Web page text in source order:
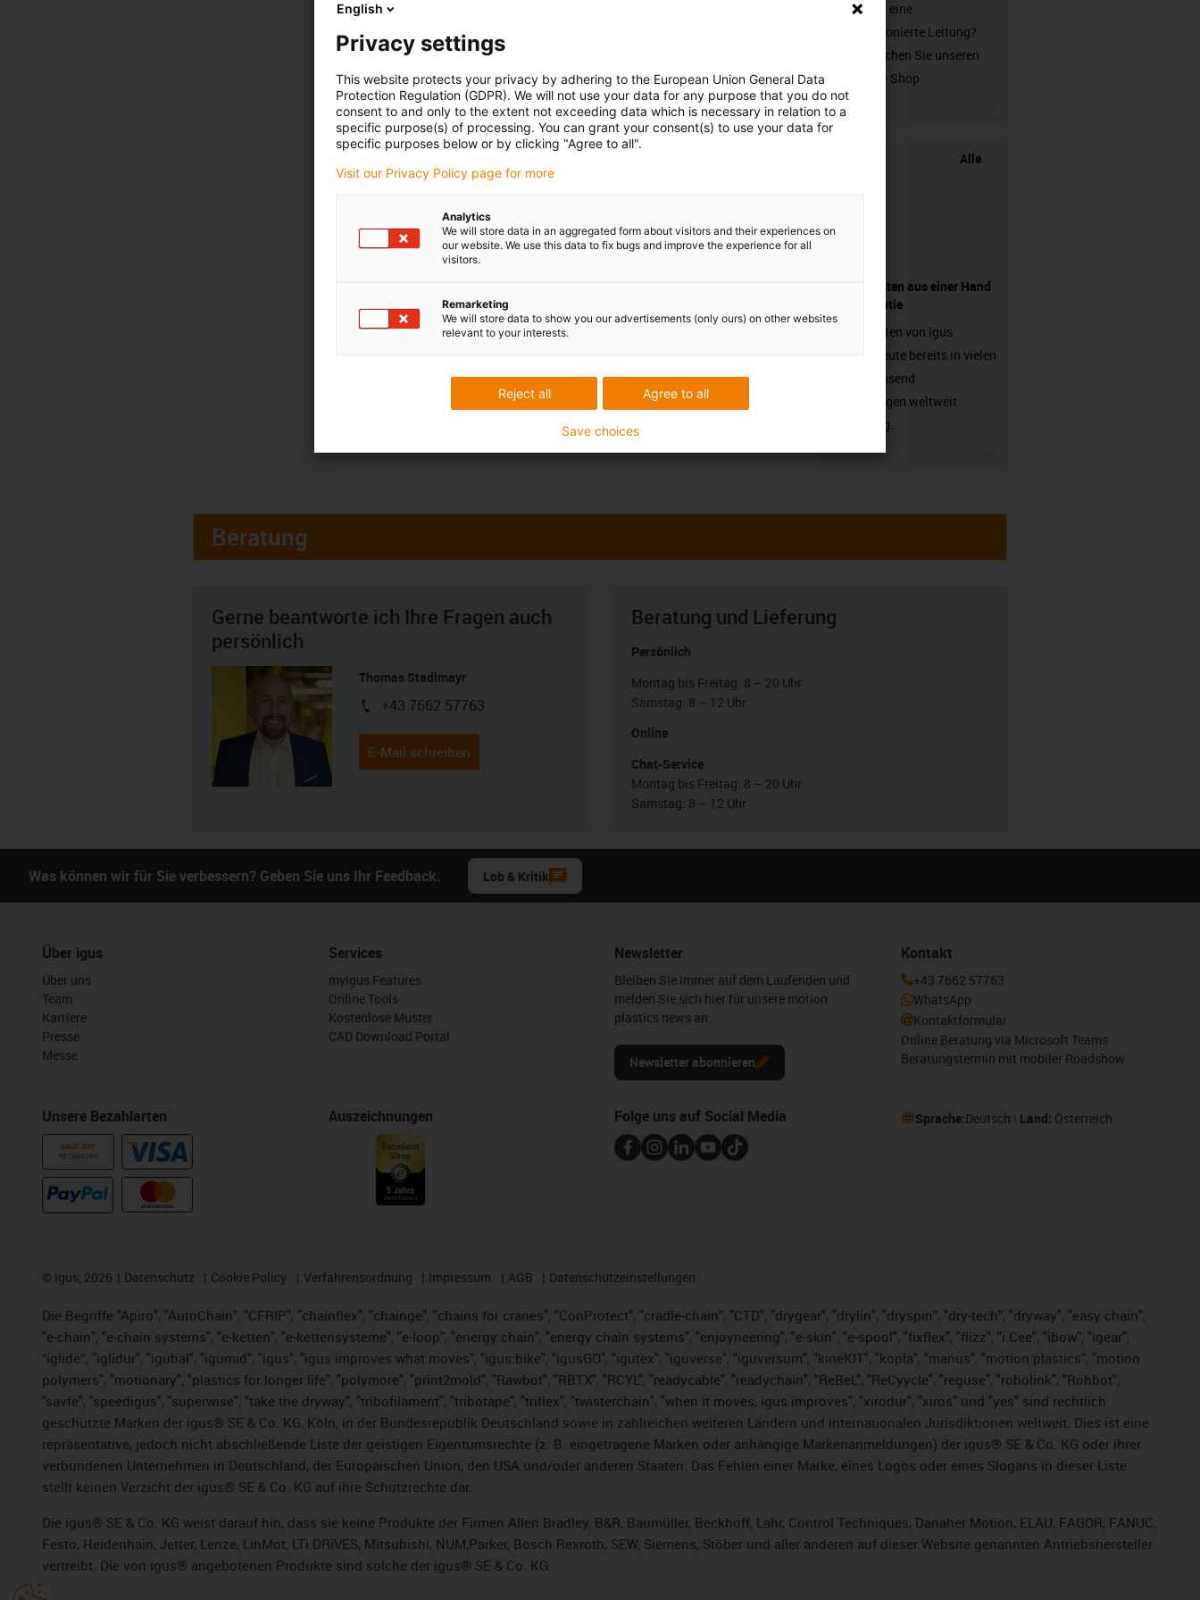
Sie suchen eine
unkonfektionierte Leitung?
Dann besuchen Sie unseren
chainflex® Shop.
Alle
Komponenten aus einer Hand
- mit Garantie
Energieketten von igus
arbeiten heute bereits in vielen
hunderttausend
Anwendungen weltweit
zuverlässig.
Beratung
Gerne beantworte ich Ihre Fragen auch
persönlich
Thomas Stadlmayr
igus-icon-phone
+43 7662 57763
E-Mail schreiben
Beratung und Lieferung
Persönlich
Montag bis Freitag: 8 – 20 Uhr
Samstag: 8 – 12 Uhr
Online
Chat-Service
Montag bis Freitag: 8 – 20 Uhr
Samstag: 8 – 12 Uhr
Was können wir für Sie verbessern? Geben Sie uns Ihr Feedback. Lob & Kritik
Über igus
Über uns
Team
Karriere
Presse
Messe
Unsere Bezahlarten
KAUF AUF
RECHNUNG
Services
myigus Features
Online Tools
Kostenlose Muster
CAD Download Portal
Auszeichnungen
Newsletter
Bleiben Sie immer auf dem Laufenden und
melden Sie sich hier für unsere motion
plastics news an.
Newsletter abonnieren
Kontakt
+43 7662 57763
WhatsApp
Kontaktformular
Online Beratung via Microsoft Teams
Beratungstermin mit mobiler Roadshow
Folge uns auf Social Media Sprache:Deutsch Land: Österreich
© igus, 2026 Datenschutz Cookie Policy Verfahrensordnung Impressum AGB Datenschutzeinstellungen
Die Begriffe "Apiro", "AutoChain", "CFRIP", "chainflex", "chainge", "chains for cranes", "ConProtect", "cradle-chain", "CTD", "drygear", "drylin", "dryspin", "dry-tech", "dryway", "easy chain",
"e-chain", "e-chain systems", "e-ketten", "e-kettensysteme", "e-loop", "energy chain", "energy chain systems", "enjoyneering", "e-skin", "e-spool", "fixflex", "flizz", "i.Cee", "ibow", "igear",
“iglide”, "iglidur", "igubal", "igumid", "igus", "igus improves what moves", "igus:bike", "igusGO", "igutex", "iguverse", "iguversum", "kineKIT", "kopla", "manus", "motion plastics", "motion
polymers", "motionary", "plastics for longer life", "polymore", "print2mold", "Rawbot", "RBTX", "RCYL", "readycable", "readychain", "ReBeL", "ReCyycle", "reguse", "robolink", "Rohbot",
"savfe", "speedigus", "superwise", "take the dryway", "tribofilament", "tribotape", "triflex", "twisterchain", "when it moves, igus improves", "xirodur", "xiros" und "yes" sind rechtlich
geschützte Marken der igus® SE & Co. KG, Köln, in der Bundesrepublik Deutschland sowie in zahlreichen weiteren Ländern und internationalen Jurisdiktionen weltweit. Dies ist eine
repräsentative, jedoch nicht abschließende Liste der geistigen Eigentumsrechte (z. B. eingetragene Marken oder anhängige Markenanmeldungen) der igus® SE & Co. KG oder ihrer
verbundenen Unternehmen in Deutschland, der Europäischen Union, den USA und/oder anderen Staaten. Das Fehlen einer Marke, eines Logos oder eines Slogans in dieser Liste
stellt keinen Verzicht der igus® SE & Co. KG auf ihre Schutzrechte dar.
Die igus® SE & Co. KG weist darauf hin, dass sie keine Produkte der Firmen Allen Bradley, B&R, Baumüller, Beckhoff, Lahr, Control Techniques, Danaher Motion, ELAU, FAGOR, FANUC,
Festo, Heidenhain, Jetter, Lenze, LinMot, LTi DRiVES, Mitsubishi, NUM,Parker, Bosch Rexroth, SEW, Siemens, Stöber und aller anderen auf dieser Website genannten Antriebshersteller
vertreibt. Die von igus® angebotenen Produkte sind solche der igus® SE & Co. KG.
English
Privacy settings
This website protects your privacy by adhering to the European Union General Data
Protection Regulation (GDPR). We will not use your data for any purpose that you do not
consent to and only to the extent not exceeding data which is necessary in relation to a
specific purpose(s) of processing. You can grant your consent(s) to use your data for
specific purposes below or by clicking "Agree to all".
Visit our Privacy Policy page for more
Analytics
We will store data in an aggregated form about visitors and their experiences on
our website. We use this data to fix bugs and improve the experience for all
visitors.
Remarketing
We will store data to show you our advertisements (only ours) on other websites
relevant to your interests.
Agree to all
Reject all
Save choices